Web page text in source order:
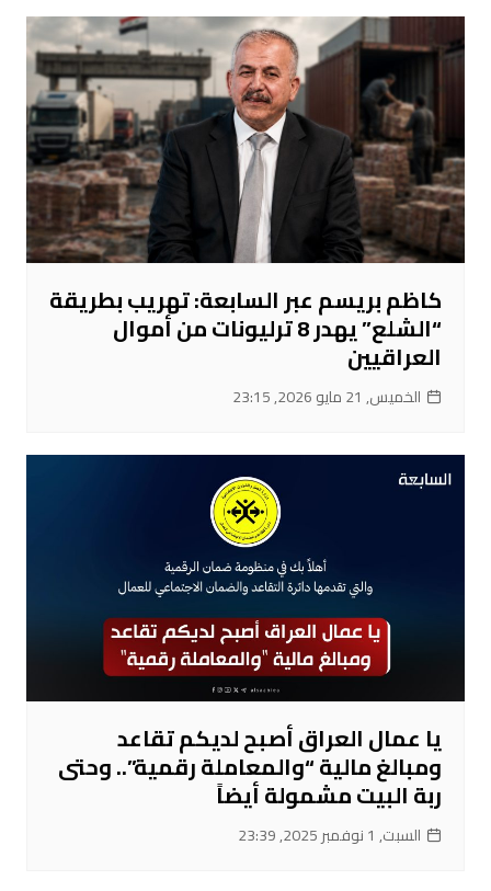
كاظم بريسم عبر السابعة: تهريب بطريقة
“الشلع” يهدر 8 ترليونات من أموال
العراقيين
الخميس, 21 مايو 2026, 23:15
يا عمال العراق أصبح لديكم تقاعد
ومبالغ مالية “والمعاملة رقمية”.. وحتى
ربة البيت مشمولة أيضاً
السبت, 1 نوفمبر 2025, 23:39